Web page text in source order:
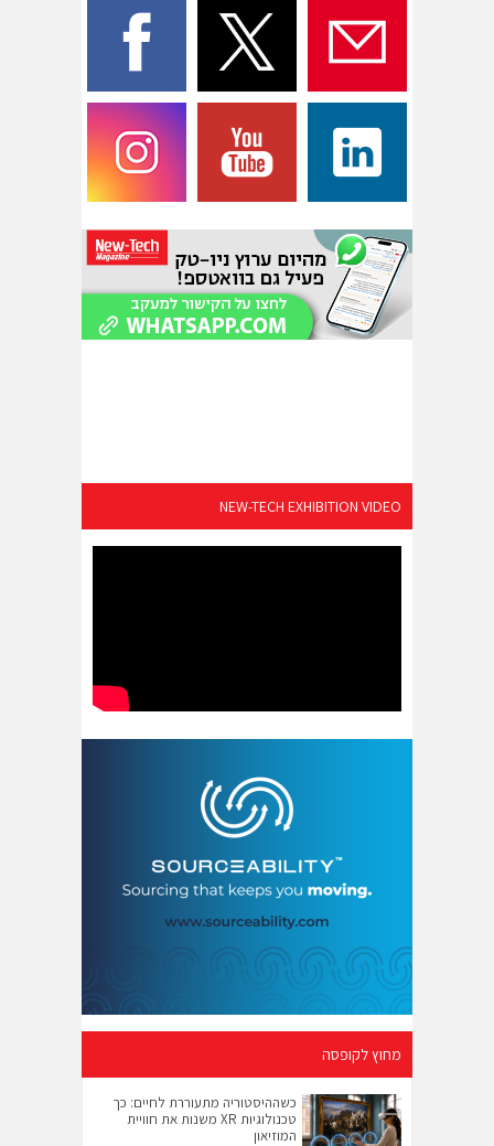
NEW-TECH EXHIBITION VIDEO
מחוץ לקופסה
כשההיסטוריה מתעוררת לחיים: כך
טכנולוגיות XR משנות את חוויית
המוזיאון